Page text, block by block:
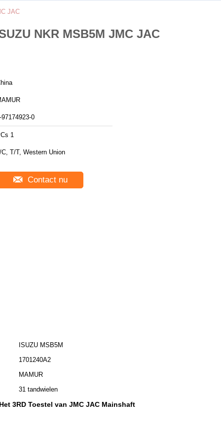
JAC
NKR MSB5M JMC JAC
97174923-0
1
C, T/T, Western Union
Contact nu
ISUZU MSB5M
1701240A2
MAMUR
31 tandwielen
Het 3RD Toestel van JMC JAC Mainshaft